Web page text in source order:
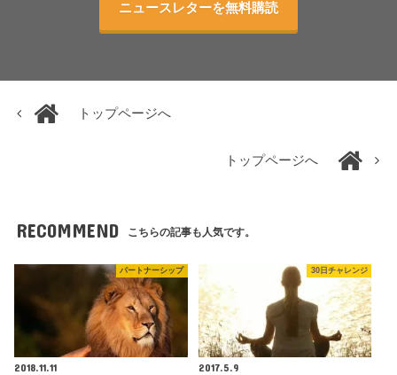
ニュースレターを無料購読
トップページへ
トップページへ
RECOMMEND こちらの記事も人気です。
パートナーシップ
2018.11.11
30日チャレンジ
2017.5.9